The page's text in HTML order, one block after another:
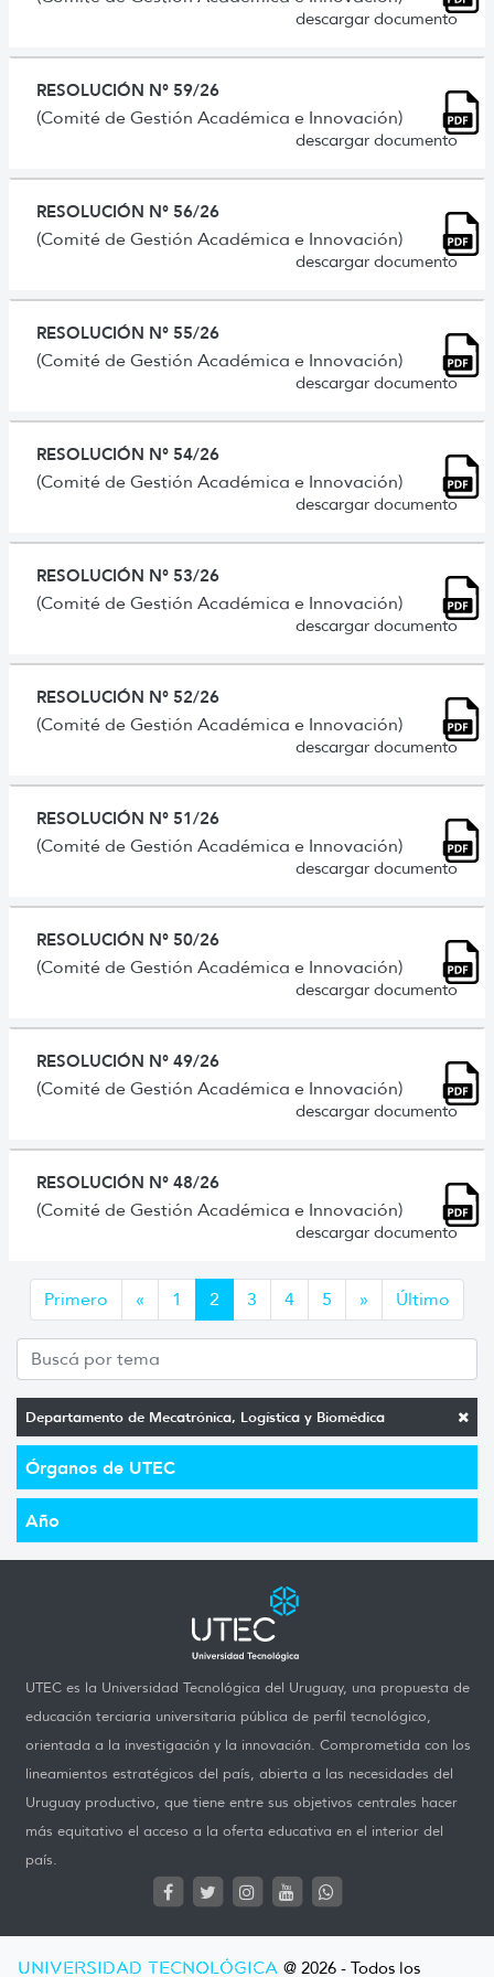
Departamento de Mecatrónica, Logística y Biomédica
Órganos de UTEC
Año
descargar documento
RESOLUCIÓN N° 59/26
(Comité de Gestión Académica e Innovación)
descargar documento
RESOLUCIÓN N° 56/26
(Comité de Gestión Académica e Innovación)
descargar documento
RESOLUCIÓN N° 55/26
(Comité de Gestión Académica e Innovación)
descargar documento
RESOLUCIÓN N° 54/26
(Comité de Gestión Académica e Innovación)
descargar documento
RESOLUCIÓN N° 53/26
(Comité de Gestión Académica e Innovación)
descargar documento
RESOLUCIÓN N° 52/26
(Comité de Gestión Académica e Innovación)
descargar documento
RESOLUCIÓN N° 51/26
(Comité de Gestión Académica e Innovación)
descargar documento
RESOLUCIÓN N° 50/26
(Comité de Gestión Académica e Innovación)
descargar documento
RESOLUCIÓN N° 49/26
(Comité de Gestión Académica e Innovación)
descargar documento
RESOLUCIÓN N° 48/26
(Comité de Gestión Académica e Innovación)
descargar documento
Primero « Anterior
1 2 3 4 5 » Siguiente
Último
UTEC es la Universidad Tecnológica del Uruguay, una propuesta de
educación terciaria universitaria pública de perfil tecnológico,
orientada a la investigación y la innovación. Comprometida con los
lineamientos estratégicos del país, abierta a las necesidades del
Uruguay productivo, que tiene entre sus objetivos centrales hacer
más equitativo el acceso a la oferta educativa en el interior del
país.
UNIVERSIDAD TECNOLÓGICA @ 2026 - Todos los